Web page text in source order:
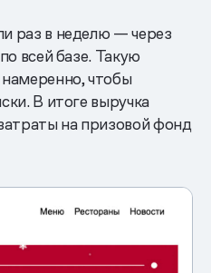
раз в неделю — через
всей базе. Такую
чтобы
В итоге выручка
на призовой фонд